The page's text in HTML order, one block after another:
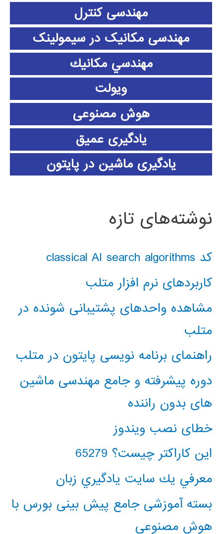
مهندسی کنترل
مهندسی مکانیک در سیمولینک
مهندسي مكانيك
ویولت
هوش مصنوعی
یادگیری عمیق
یادگیری ماشین در پایتون
نوشته‌های تازه
کد classical AI search algorithms
کاربردهای نرم افزار متلب
مشاهده واحدهای پشتیبانی شونده در
متلب
راهنمای برنامه نویسی پایتون در متلب
دوره پیشرفته و جامع مهندسی ماشین
های بدون راننده
خطای نصب ویندوز
این کاراکتر چیست؟ 65279
معرفي يك سايت يادگيري زبان
بسته آموزشی جامع پیش بینی بورس با
هوش مصنوعی